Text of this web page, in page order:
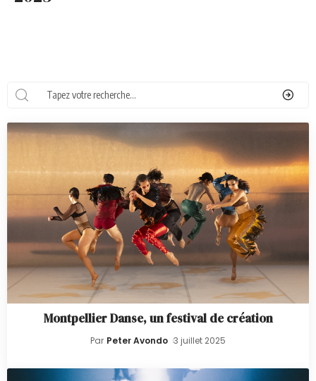
Montpellier Danse, un festival de création
Par Peter Avondo 3 juillet 2025